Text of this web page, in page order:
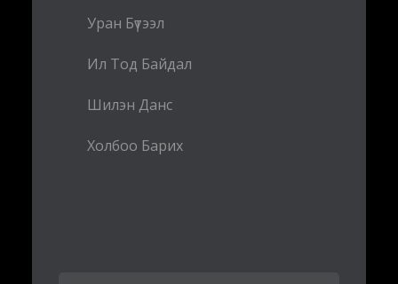
Уран Бүтээл
Ил Тод Байдал
Шилэн Данс
Холбоо Барих